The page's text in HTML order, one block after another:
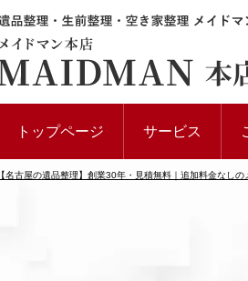
トップページ サービス
【名古屋の遺品整理】創業30年・見積無料｜追加料金なしの